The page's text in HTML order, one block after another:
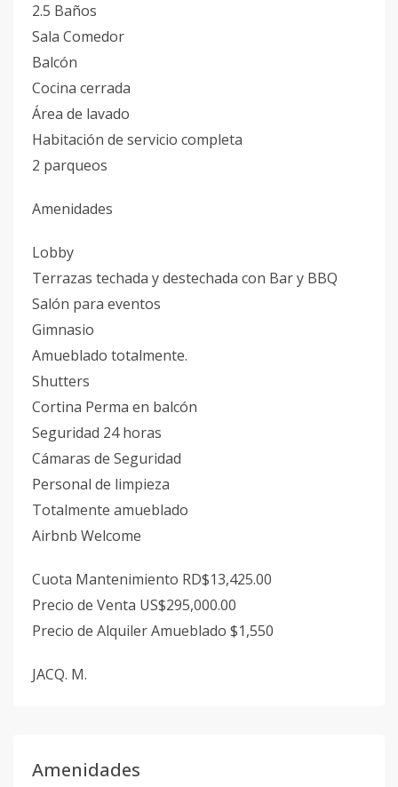
2.5 Baños
Sala Comedor
Balcón
Cocina cerrada
Área de lavado
Habitación de servicio completa
2 parqueos
Amenidades
Lobby
Terrazas techada y destechada con Bar y BBQ
Salón para eventos
Gimnasio
Amueblado totalmente.
Shutters
Cortina Perma en balcón
Seguridad 24 horas
Cámaras de Seguridad
Personal de limpieza
Totalmente amueblado
Airbnb Welcome
Cuota Mantenimiento RD$13,425.00
Precio de Venta US$295,000.00
Precio de Alquiler Amueblado $1,550
JACQ. M.
Amenidades